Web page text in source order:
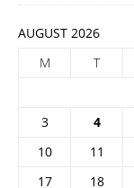
AUGUST 2026
M
T
3
4
10
11
17
18